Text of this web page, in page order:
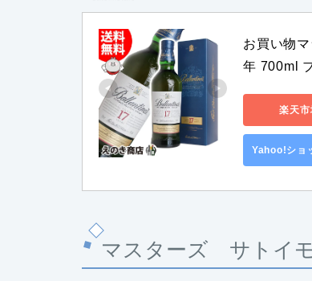
お買い物
年 700ml
楽天市
Yahoo!ショ
マスターズ サトイモ